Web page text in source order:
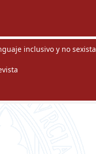
inclusivo y no sexista